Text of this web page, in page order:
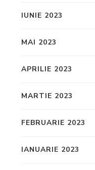
IUNIE 2023
MAI 2023
APRILIE 2023
MARTIE 2023
FEBRUARIE 2023
IANUARIE 2023